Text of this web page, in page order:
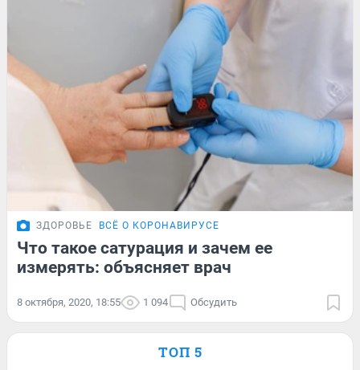
ЗДОРОВЬЕ ВСЁ О КОРОНАВИРУСЕ
Что такое сатурация и зачем ее
измерять: объясняет врач
8 октября, 2020, 18:55 1 094 Обсудить
ТОП 5